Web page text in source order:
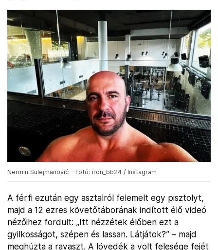
Nermin Sulejmanović – Fotó: iron_bb24 / Instagram
A férfi ezután egy asztalról felemelt egy pisztolyt,
majd a 12 ezres követőtáborának indított élő videó
nézőihez fordult: „Itt nézzétek élőben ezt a
gyilkosságot, szépen és lassan. Látjátok?” – majd
meghúzta a ravaszt. A lövedék a volt felesége fejét